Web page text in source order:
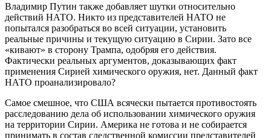
Владимир Путин также добавляет шутки относительно
действий НАТО. Никто из представителей НАТО не
попытался разобраться во всей ситуации, установить
реальные причины и текущую ситуацию в Сирии. Зато все
«кивают» в сторону Трампа, одобряя его действия.
Фактически реальных аргументов, доказывающих факт
применения Сирией химического оружия, нет. Данный факт
НАТО проанализировало?
Самое смешное, что США всячески пытается противостоять
расследованию дела об использовании химического оружия
на территории Сирии. Америка не готова и не собирается
принимать в состав следственной комиссии представителей